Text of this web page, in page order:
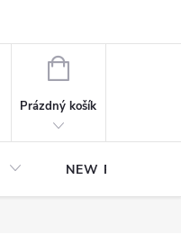
NÁKUPNÍ
Prázdný košík
NEW Plakáty s